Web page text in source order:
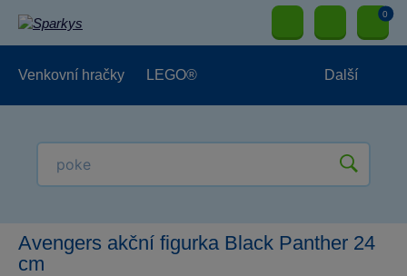
0
Venkovní hračky LEGO® Další
Avengers akční figurka Black Panther 24
cm